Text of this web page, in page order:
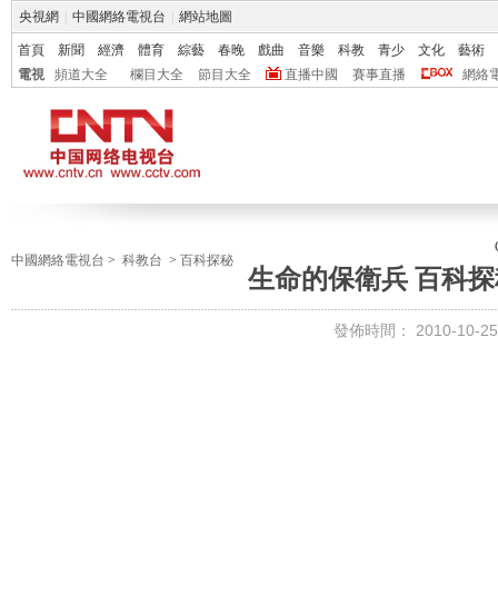
央視網 中國網絡電視台 網站地圖
首頁 新聞 經濟 體育 綜藝 春晚 戲曲 音樂 科教 青少 文化
藝術
電視
頻道大全 欄目大全 節目大全 直播中國 賽事直播 網絡
中國網絡電視台 > 科教台 > 百科探秘
生命的保衛兵 百科探
發佈時間： 2010-10-